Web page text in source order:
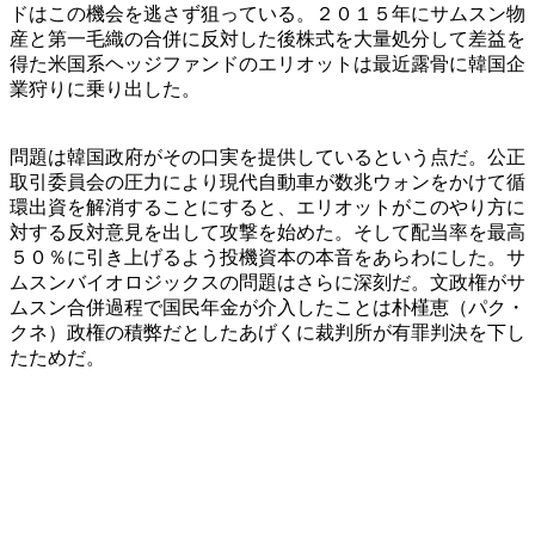
ドはこの機会を逃さず狙っている。２０１５年にサムスン物
産と第一毛織の合併に反対した後株式を大量処分して差益を
得た米国系ヘッジファンドのエリオットは最近露骨に韓国企
業狩りに乗り出した。
問題は韓国政府がその口実を提供しているという点だ。公正
取引委員会の圧力により現代自動車が数兆ウォンをかけて循
環出資を解消することにすると、エリオットがこのやり方に
対する反対意見を出して攻撃を始めた。そして配当率を最高
５０％に引き上げるよう投機資本の本音をあらわにした。サ
ムスンバイオロジックスの問題はさらに深刻だ。文政権がサ
ムスン合併過程で国民年金が介入したことは朴槿恵（パク・
クネ）政権の積弊だとしたあげくに裁判所が有罪判決を下し
たためだ。